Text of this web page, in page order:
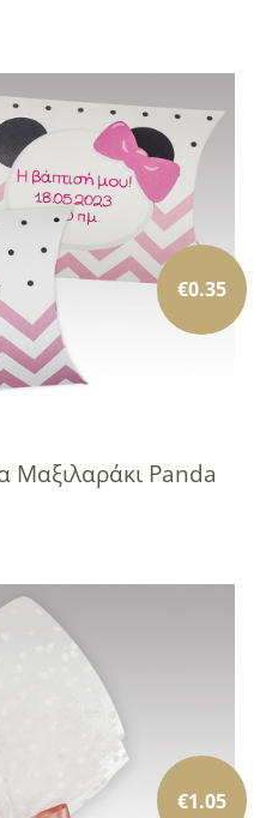
Μαξιλαράκι Panda
€0.35
€1.05